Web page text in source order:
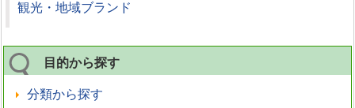
観光・地域ブランド
目的から探す
分類から探す